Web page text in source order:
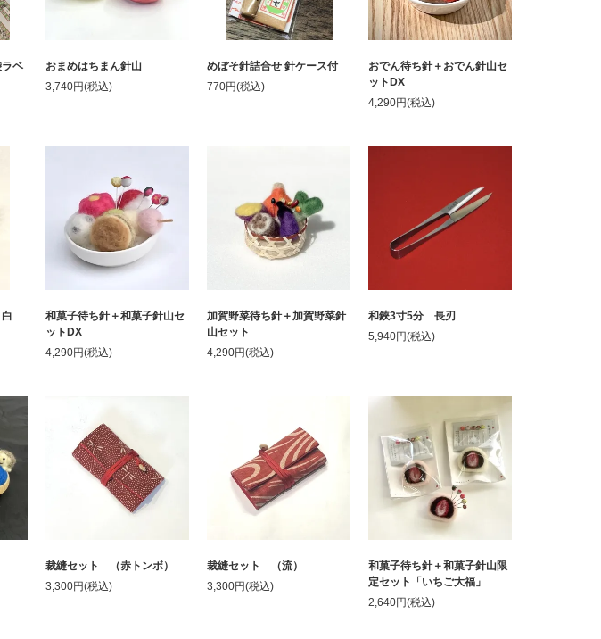
ベ
おまめはちまん針山
3,740円(税込)
めぼそ針詰合せ 針ケース付
770円(税込)
おでん待ち針＋おでん針山セ
ットDX
4,290円(税込)
和菓子待ち針＋和菓子針山セ
ットDX
4,290円(税込)
加賀野菜待ち針＋加賀野菜針
山セット
4,290円(税込)
和鋏3寸5分 長刃
5,940円(税込)
裁縫セット （赤トンボ）
3,300円(税込)
裁縫セット （流）
3,300円(税込)
和菓子待ち針＋和菓子針山限
定セット「いちご大福」
2,640円(税込)